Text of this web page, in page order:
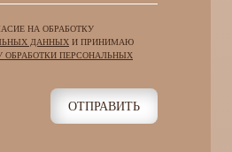
НА ОБРАБОТКУ
ДАННЫХ И ПРИНИМАЮ
ОБРАБОТКИ ПЕРСОНАЛЬНЫХ
ОТПРАВИТЬ